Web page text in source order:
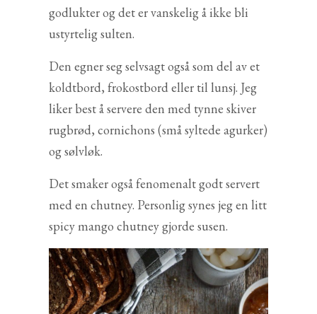
godlukter og det er vanskelig å ikke bli
ustyrtelig sulten.
Den egner seg selvsagt også som del av et
koldtbord, frokostbord eller til lunsj. Jeg
liker best å servere den med tynne skiver
rugbrød, cornichons (små syltede agurker)
og sølvløk.
Det smaker også fenomenalt godt servert
med en chutney. Personlig synes jeg en litt
spicy mango chutney gjorde susen.